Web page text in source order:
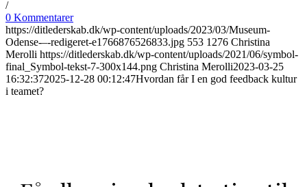
/
0 Kommentarer
https://ditlederskab.dk/wp-content/uploads/2023/03/Museum-
Odense-–-redigeret-e1766876526833.jpg 553 1276 Christina
Merolli https://ditlederskab.dk/wp-content/uploads/2021/06/symbol-
final_Symbol-tekst-7-300x144.png Christina Merolli2023-03-25
16:32:372025-12-28 00:12:47Hvordan får I en god feedback kultur
i teamet?